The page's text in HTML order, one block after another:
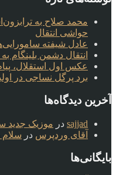
محمد صلاح به
حواشی انتقال
عادل شیفته
انتقال دشمن
عکس اول استقلال،
برد پرگل نساجی در
آخرین دیدگاه‌ها
sajjad در موزیک جدید
آقای وردپرس در سلام
بایگانی‌ها